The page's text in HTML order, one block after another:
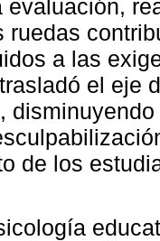
evaluación,
ruedas
a las
el eje
de los